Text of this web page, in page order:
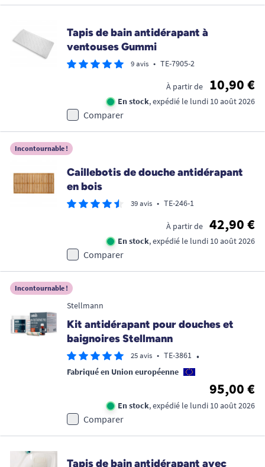
Tapis de bain antidérapant à
ventouses Gummi
9 avis • TE-7905-2
À partir de 10,90 €
En stock, expédié le lundi 10 août 2026
Comparer
Incontournable !
Caillebotis de douche antidérapant
en bois
39 avis • TE-246-1
À partir de 42,90 €
En stock, expédié le lundi 10 août 2026
Comparer
Incontournable !
Stellmann
Kit antidérapant pour douches et
baignoires Stellmann
25 avis • TE-3861 •
Fabriqué en Union européenne
95,00 €
En stock, expédié le lundi 10 août 2026
Comparer
Tapis de bain antidérapant avec